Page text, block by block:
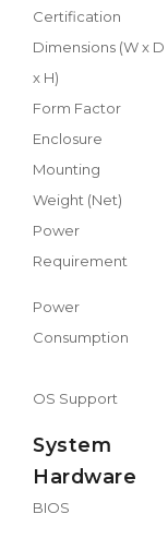
Certification
Dimensions (W x D
x H)
Form Factor
Enclosure
Mounting
Weight (Net)
Power
Requirement
Power
Consumption
OS Support
System
Hardware
BIOS